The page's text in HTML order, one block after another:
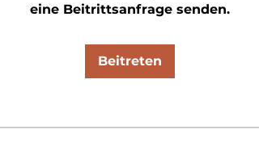
eine Beitrittsanfrage senden.
Beitreten